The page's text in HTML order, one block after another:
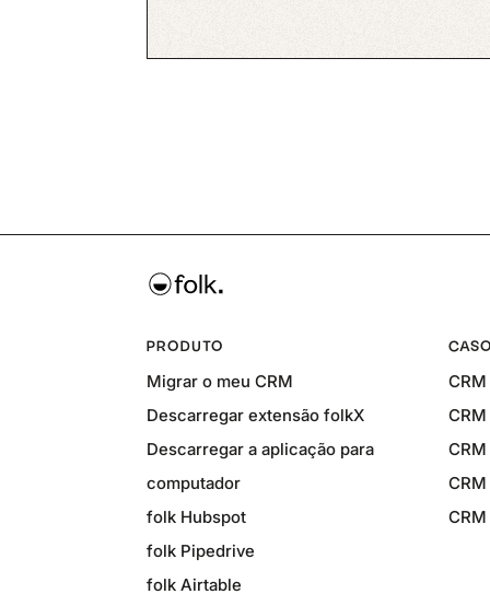
PRODUTO
Migrar o meu CRM
Descarregar extensão folkX
Descarregar a aplicação para
computador
folk Hubspot
folk Pipedrive
folk Airtable